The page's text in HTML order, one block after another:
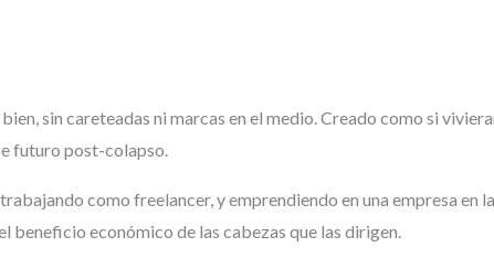
sin careteadas ni marcas en el medio. Creado como si
futuro post-colapso.
como freelancer, y emprendiendo en una empresa en
beneficio económico de las cabezas que las dirigen.